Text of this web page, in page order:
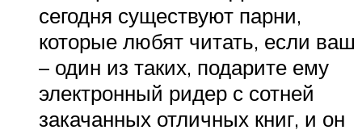
сегодня существуют парни,
которые любят читать, если ваш
– один из таких, подарите ему
электронный ридер с сотней
закачанных отличных книг, и он